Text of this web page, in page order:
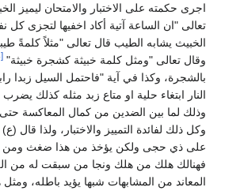
اجرى حكمته على الاختبار والامتحان ليميز
تعالى "ان الساعة آتية أكاد اخفيها لتجزى
الخبيث يشابه الطيب قال تعالى "مثلاً كلمةً
وقال تعالى "ومثل كلمة خبيثة كشجرة خبيثة" [13]
بالشجرة، وكذا في آية "فاحتمل السيل زبدا
النار ابتغاء حلية او متاع زبد مثله كذلك
وذلك لما بين الضدين من كمال المعاكسة
وكل ذلك لفائدة التمييز والاختبار، ولذا
على ذي حجى ولكن يؤخذ من هذا ضغث ومن
فهنالك هلك من هلك ونجا من سبقت له من
المعاند من المشابهات شبها يؤيد باطله،